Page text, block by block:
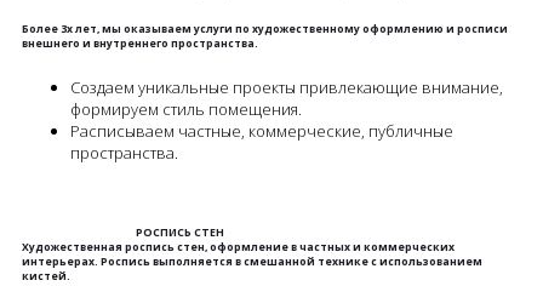
Более 3х лет, мы оказываем услуги по художественному оформлению и росписи
внешнего и внутреннего пространства.
Создаем уникальные проекты привлекающие внимание,
формируем стиль помещения.
Расписываем частные, коммерческие, публичные
пространства.
РОСПИСЬ СТЕН
Художественная роспись стен, оформление в частных и коммерческих
интерьерах. Роспись выполняется в смешанной технике с использованием
кистей.